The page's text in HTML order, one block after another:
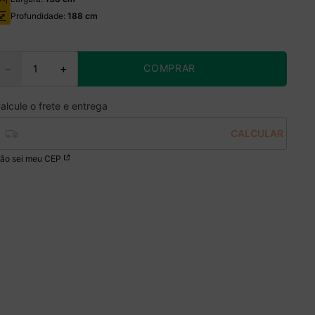
Profundidade: 188 cm
＋
－ COMPRAR
sei meu CEP